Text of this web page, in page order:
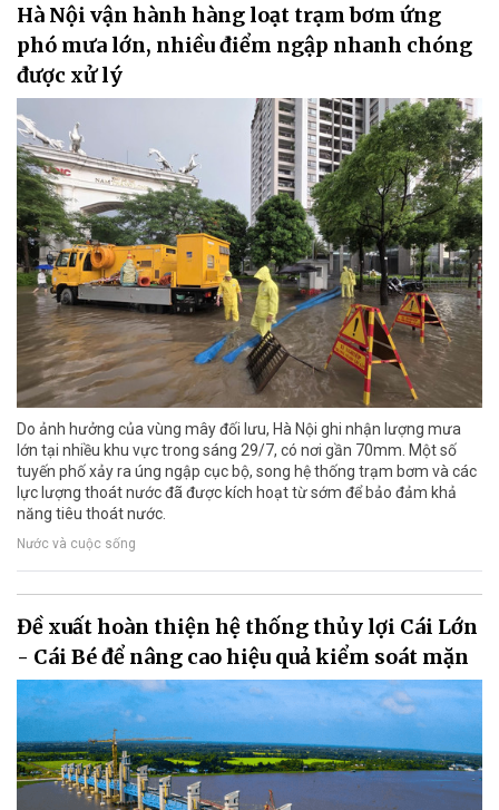
Hà Nội vận hành hàng loạt trạm bơm ứng
phó mưa lớn, nhiều điểm ngập nhanh chóng
được xử lý
Do ảnh hưởng của vùng mây đối lưu, Hà Nội ghi nhận lượng mưa
lớn tại nhiều khu vực trong sáng 29/7, có nơi gần 70mm. Một số
tuyến phố xảy ra úng ngập cục bộ, song hệ thống trạm bơm và các
lực lượng thoát nước đã được kích hoạt từ sớm để bảo đảm khả
năng tiêu thoát nước.
Nước và cuộc sống
Đề xuất hoàn thiện hệ thống thủy lợi Cái Lớn
- Cái Bé để nâng cao hiệu quả kiểm soát mặn